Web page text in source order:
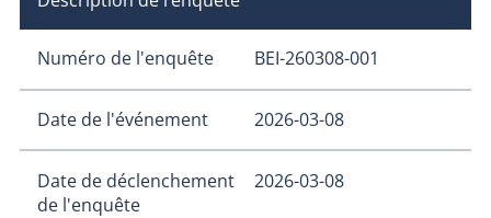
Numéro de l'enquête BEI-260308-001
Date de l'événement 2026-03-08
Date de déclenchement
de l'enquête
2026-03-08